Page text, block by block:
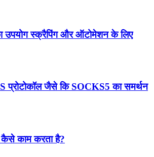
उपयोग स्क्रैपिंग और ऑटोमेशन के लिए
प्रोटोकॉल जैसे कि SOCKS5 का समर्थन
कैसे काम करता है?